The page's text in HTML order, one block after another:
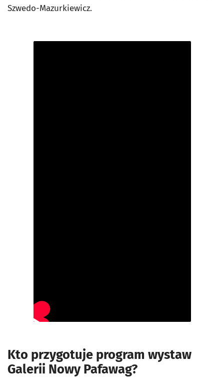
Szwedo-Mazurkiewicz.
Kto przygotuje program wystaw
Galerii Nowy Pafawag?